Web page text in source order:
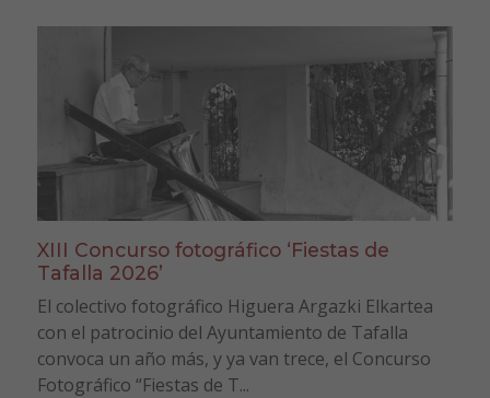
XIII Concurso fotográfico ‘Fiestas de
Tafalla 2026’
El colectivo fotográfico Higuera Argazki Elkartea
con el patrocinio del Ayuntamiento de Tafalla
convoca un año más, y ya van trece, el Concurso
Fotográfico “Fiestas de T...